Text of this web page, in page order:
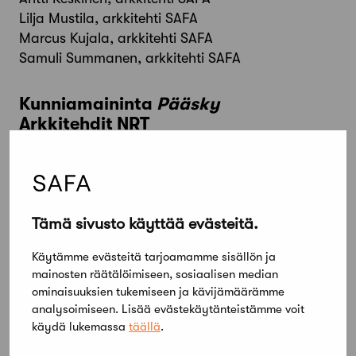
Tämä sivusto käyttää evästeitä.
Käytämme evästeitä tarjoamamme sisällön ja
mainosten räätälöimiseen, sosiaalisen median
ominaisuuksien tukemiseen ja kävijämäärämme
analysoimiseen. Lisää evästekäytänteistämme voit
käydä lukemassa täällä.
Lilja Mustila, arkkitehti SAFA
Marcus Kujala, arkkitehti SAFA
Samuli Summanen, arkkitehti SAFA
Kunniamaininta Pääsky
Arkkitehdit NRT
Teemu Tuomi
Olli Vuorinen
KunniamainintaLamminrahkala
Arkkitehtistudio M10